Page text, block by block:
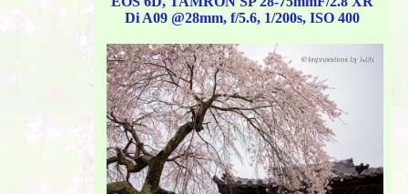
Di A09 @28mm, f/5.6, 1/200s, ISO 400